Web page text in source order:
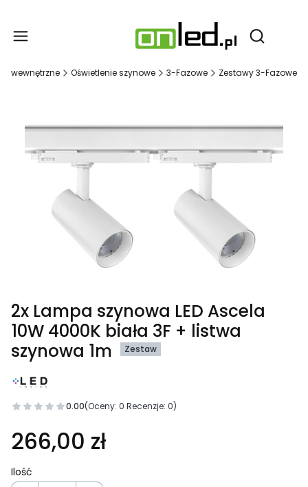
Otwórz
wewnętrzne Oświetlenie szynowe 3-Fazowe Zestawy 3-Fazowe
2x Lampa szynowa LED Ascela
10W 4000K biała 3F + listwa
szynowa 1m
Zestaw
0.00(Oceny: 0 Recenzje: 0)
266,00 zł
Ilość